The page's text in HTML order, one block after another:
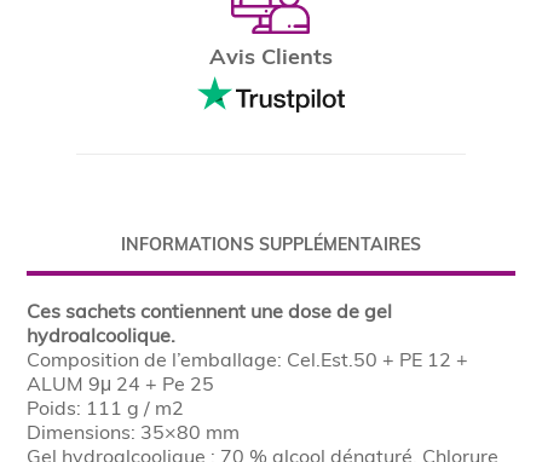
Avis Clients
INFORMATIONS SUPPLÉMENTAIRES
Ces sachets contiennent une dose de gel
hydroalcoolique.
Composition de l’emballage: Cel.Est.50 + PE 12 +
ALUM 9μ 24 + Pe 25
Poids: 111 g / m2
Dimensions: 35×80 mm
Gel hydroalcoolique : 70 % alcool dénaturé, Chlorure